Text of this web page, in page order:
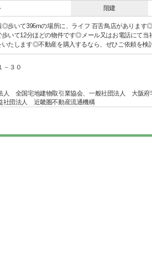
階建
◎歩いて396mの場所に、ライフ 百舌鳥店があります
いて12分ほどの物件です◎メール又はお電話にて当
たします◎不動産を購入するなら、ぜひご依頼を検
－３０
国宅地建物取引業協会、一般社団法人 大阪府
社団法人 近畿圏不動産流通機構